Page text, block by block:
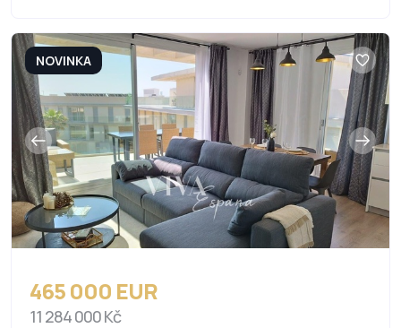
NOVINKA
465 000 EUR
11 284 000 Kč